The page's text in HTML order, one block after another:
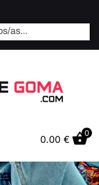
0.00 €
0